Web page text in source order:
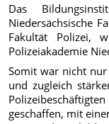
Das
Niedersächsische
Fakultät Polizei,
Polizeiakademie
Somit war nicht nur
und zugleich
geschaffen, mit